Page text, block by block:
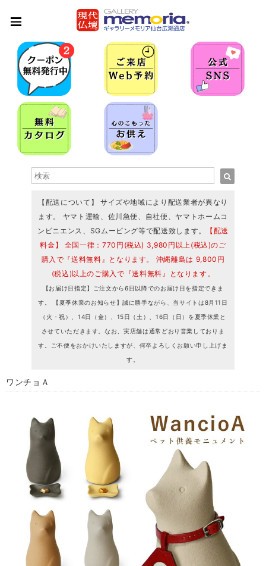
【配送について】 サイズや地域により配送業者が異なり
ます。 ヤマト運輸、佐川急便、自社便、ヤマトホームコ
ンビニエンス、SGムービング等で配送致します。
【配送
料金】 全国一律：770円(税込) 3,980円以上(税込)のご
購入で『送料無料』となります。 沖縄離島は 9,800円
(税込)以上のご購入で『送料無料』となります。
【お届け日指定】ご注文から6日以降でのお届け日を指定できま
す。 【夏季休業のお知らせ】誠に勝手ながら、当サイトは8月11日
（火・祝）、14日（金）、15日（土）、16日（日）を夏季休業と
させていただきます。なお、実店舗は通常どおり営業しておりま
す。ご不便をおかけいたしますが、何卒よろしくお願い申し上げま
す。
ワンチョＡ